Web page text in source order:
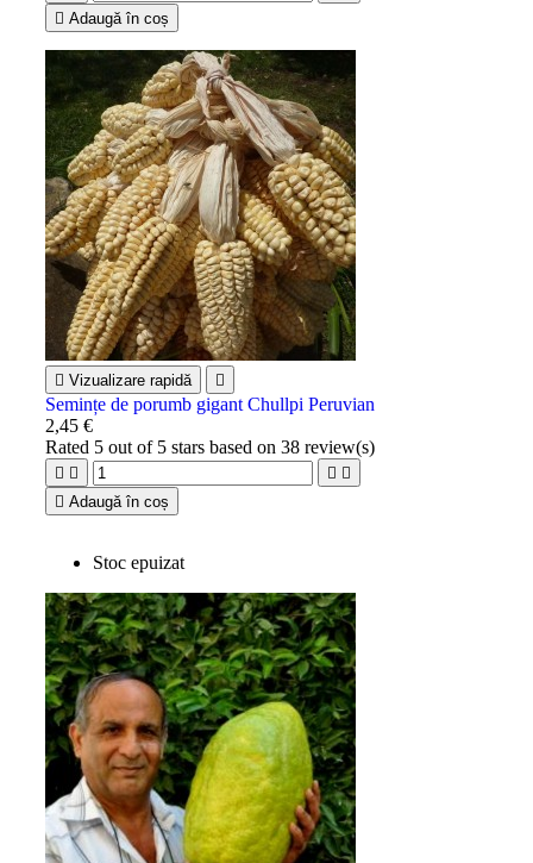
 Adaugă în coș
 Vizualizare rapidă 
Semințe de porumb gigant Chullpi Peruvian
2,45 €
Rated 5 out of 5 stars based on38 review(s)
   
 Adaugă în coș
Stoc epuizat